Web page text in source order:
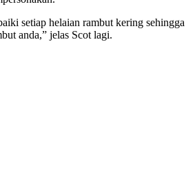
setiap helaian rambut kering sehingga
anda,” jelas Scot lagi.